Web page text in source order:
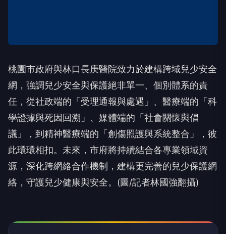
桃園市政府與林口長庚醫院致力於建構跨域兒少安全
網，強調兒少安全與保護絕非單一、個別體系的責
任，從社政端的「受理通報與處遇」、醫療端的「科
學證據與死因回溯」、媒體端的「社會關懷與倡
議」，到精神醫療端的「創傷照護與系統整合」，彼
此環環相扣。未來，市府將持續結合各專業領域資
源，深化跨網絡合作機制，建構更完善的兒少保護網
絡，守護兒少健康與安全。(圖/記者林國強翻攝)